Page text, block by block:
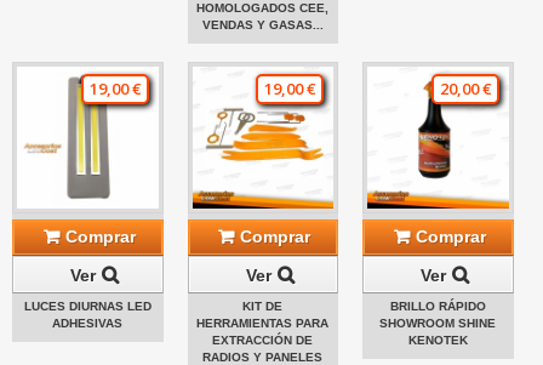
HOMOLOGADOS CEE,
VENDAS Y GASAS...
19,00 €
Comprar
Ver
LUCES DIURNAS LED
ADHESIVAS
19,00 €
Comprar
Ver
KIT DE
HERRAMIENTAS PARA
EXTRACCIÓN DE
RADIOS Y PANELES
20,00 €
Comprar
Ver
BRILLO RÁPIDO
SHOWROOM SHINE
KENOTEK